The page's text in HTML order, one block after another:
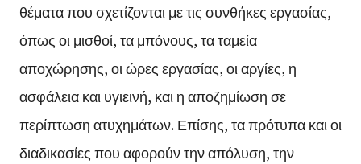
θέματα που σχετίζονται με τις συνθήκες εργασίας,
όπως οι μισθοί, τα μπόνους, τα ταμεία
αποχώρησης, οι ώρες εργασίας, οι αργίες, η
ασφάλεια και υγιεινή, και η αποζημίωση σε
περίπτωση ατυχημάτων. Επίσης, τα πρότυπα και οι
διαδικασίες που αφορούν την απόλυση, την